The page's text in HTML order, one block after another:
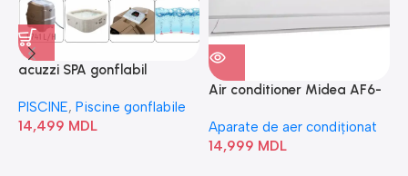
acuzzi SPA gonflabil
Bubble” 28446
PISCINE, Piscine gonflabile
14,499 MDL
Air conditioner Midea AF6-
Aparate de aer condiționat
14,999 MDL